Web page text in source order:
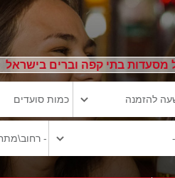
בתי קפה וברים בישראל